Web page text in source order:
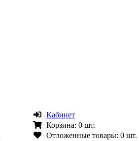
Кабинет
Корзина: 0 шт.
Отложенные товары: 0 шт.